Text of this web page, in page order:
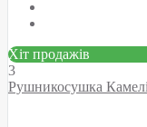
Хіт продажів
3
Рушникосушка